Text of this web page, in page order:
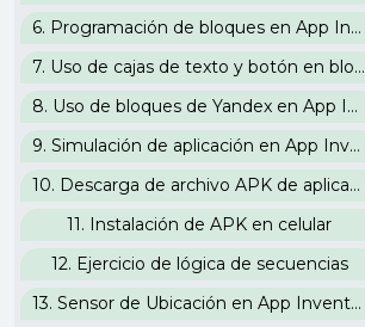
6. Programación de bloques en App Inventor
7. Uso de cajas de texto y botón en bloques de App Inventor
8. Uso de bloques de Yandex en App Inventor
9. Simulación de aplicación en App Inventor
10. Descarga de archivo APK de aplicación en App Inventor
11. Instalación de APK en celular
12. Ejercicio de lógica de secuencias
13. Sensor de Ubicación en App Inventor